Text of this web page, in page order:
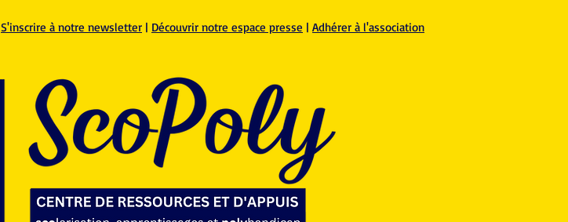
S'inscrire à notre newsletter | Découvrir notre espace presse | Adhérer à l'association